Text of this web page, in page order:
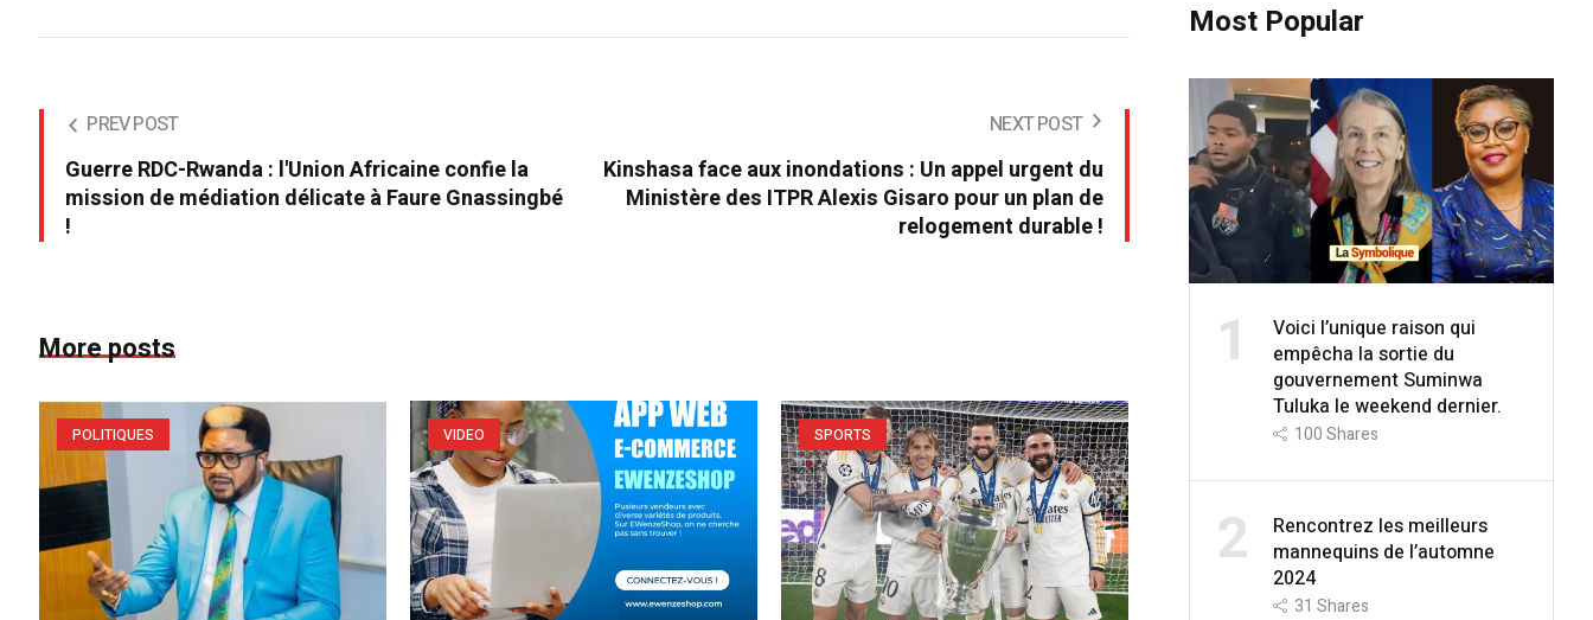
PREV POST
Guerre RDC-Rwanda : l'Union Africaine confie la
mission de médiation délicate à Faure Gnassingbé
!
NEXT POST
Kinshasa face aux inondations : Un appel urgent du
Ministère des ITPR Alexis Gisaro pour un plan de
relogement durable !
More posts
POLITIQUES VIDEO SPORTS
Most Popular
1
Voici l’unique raison qui
empêcha la sortie du
gouvernement Suminwa
Tuluka le weekend dernier.
100Shares
2
Rencontrez les meilleurs
mannequins de l’automne
2024
31 Shares